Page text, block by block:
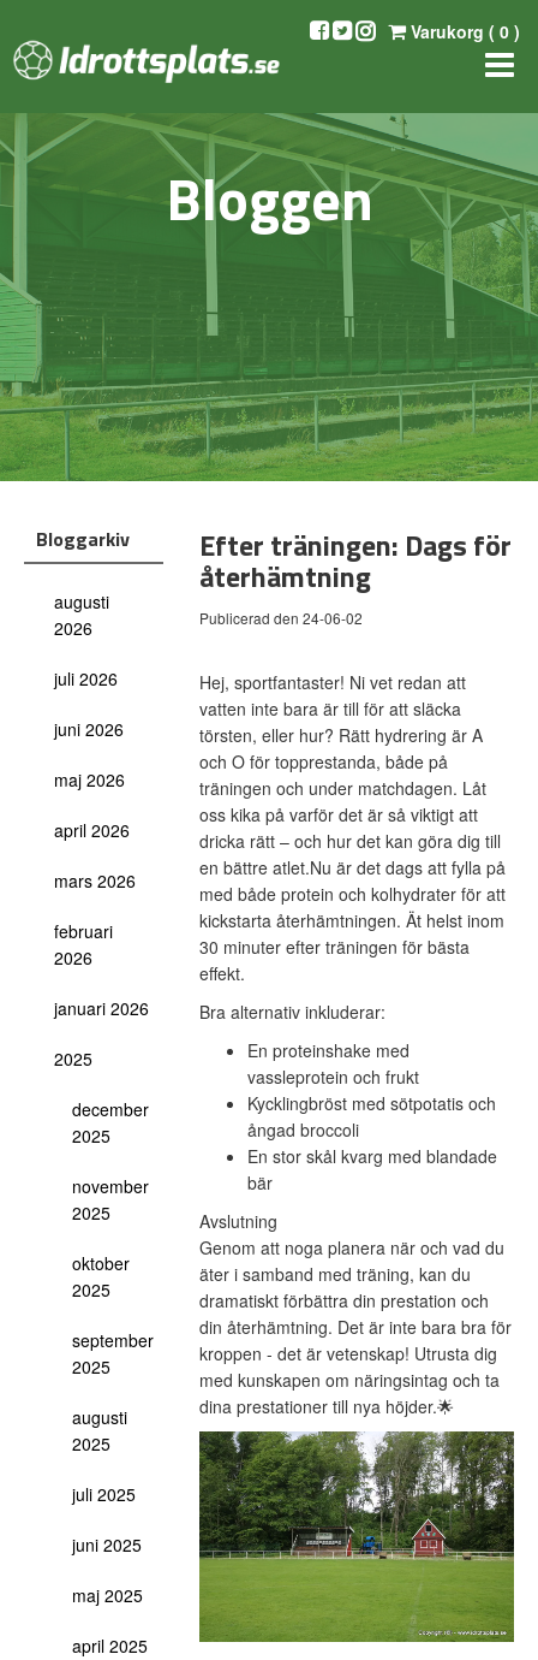
Varukorg ( 0 )
Bloggen
Bloggarkiv
augusti
2026
juli 2026
juni 2026
maj 2026
april 2026
mars 2026
februari
2026
januari 2026
2025
december
2025
november
2025
oktober
2025
september
2025
augusti
2025
juli 2025
juni 2025
maj 2025
april 2025
Efter träningen: Dags för
återhämtning
Publicerad den 24-06-02
Hej, sportfantaster! Ni vet redan att
vatten inte bara är till för att släcka
törsten, eller hur? Rätt hydrering är A
och O för topprestanda, både på
träningen och under matchdagen. Låt
oss kika på varför det är så viktigt att
dricka rätt – och hur det kan göra dig till
en bättre atlet.Nu är det dags att fylla på
med både protein och kolhydrater för att
kickstarta återhämtningen. Ät helst inom
30 minuter efter träningen för bästa
effekt.
Bra alternativ inkluderar:
En proteinshake med
vassleprotein och frukt
Kycklingbröst med sötpotatis och
ångad broccoli
En stor skål kvarg med blandade
bär
Avslutning
Genom att noga planera när och vad du
äter i samband med träning, kan du
dramatiskt förbättra din prestation och
din återhämtning. Det är inte bara bra för
kroppen - det är vetenskap! Utrusta dig
med kunskapen om näringsintag och ta
dina prestationer till nya höjder.🌟